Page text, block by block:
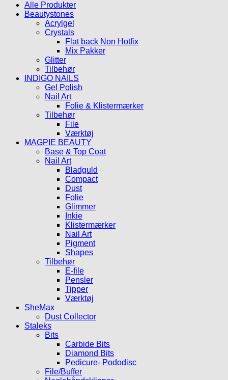
Alle Produkter
Beautystones
Acrylgel
Crystals
Flat back Non Hotfix
Mix Pakker
Glitter
Tilbehør
INDIGO NAILS
Gel Polish
Nail Art
Folie & Klistermærker
Tilbehør
File
Værktøj
MAGPIE BEAUTY
Base & Top Coat
Nail Art
Bladguld
Compact
Dust
Folie
Glimmer
Inkie
Klistermærker
Nail Art
Pigment
Shapes
Tilbehør
E-file
Pensler
Tipper
Værktøj
SheMax
Dust Collector
Staleks
Bits
Carbide Bits
Diamond Bits
Pedicure- Pododisc
File/Buffer